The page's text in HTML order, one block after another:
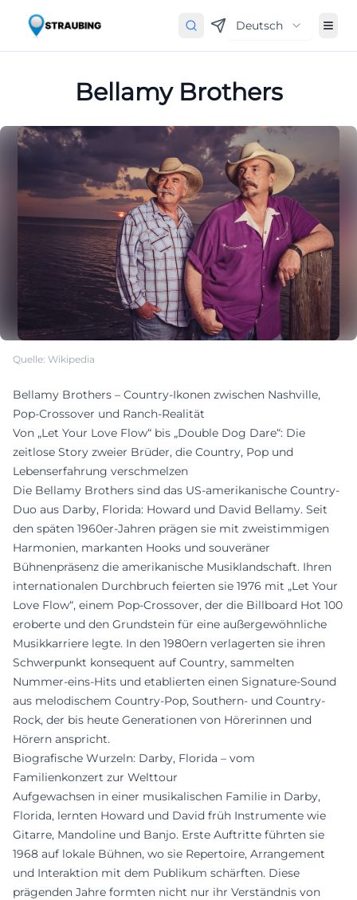
Deutsch
Bellamy Brothers
Quelle: Wikipedia
Bellamy Brothers – Country-Ikonen zwischen Nashville,
Pop-Crossover und Ranch-Realität
Von „Let Your Love Flow“ bis „Double Dog Dare“: Die
zeitlose Story zweier Brüder, die Country, Pop und
Lebenserfahrung verschmelzen
Die Bellamy Brothers sind das US-amerikanische Country-
Duo aus Darby, Florida: Howard und David Bellamy. Seit
den späten 1960er-Jahren prägen sie mit zweistimmigen
Harmonien, markanten Hooks und souveräner
Bühnenpräsenz die amerikanische Musiklandschaft. Ihren
internationalen Durchbruch feierten sie 1976 mit „Let Your
Love Flow“, einem Pop-Crossover, der die Billboard Hot 100
eroberte und den Grundstein für eine außergewöhnliche
Musikkarriere legte. In den 1980ern verlagerten sie ihren
Schwerpunkt konsequent auf Country, sammelten
Nummer-eins-Hits und etablierten einen Signature-Sound
aus melodischem Country-Pop, Southern- und Country-
Rock, der bis heute Generationen von Hörerinnen und
Hörern anspricht.
Biografische Wurzeln: Darby, Florida – vom
Familienkonzert zur Welttour
Aufgewachsen in einer musikalischen Familie in Darby,
Florida, lernten Howard und David früh Instrumente wie
Gitarre, Mandoline und Banjo. Erste Auftritte führten sie
1968 auf lokale Bühnen, wo sie Repertoire, Arrangement
und Interaktion mit dem Publikum schärften. Diese
prägenden Jahre formten nicht nur ihr Verständnis von